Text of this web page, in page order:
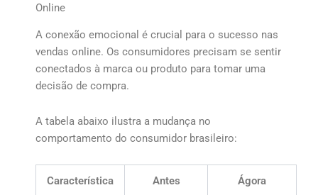
Online
A conexão emocional é crucial para o sucesso nas
vendas online. Os consumidores precisam se sentir
conectados à marca ou produto para tomar uma
decisão de compra.
A tabela abaixo ilustra a mudança no
comportamento do consumidor brasileiro:
Característica Antes Ágora